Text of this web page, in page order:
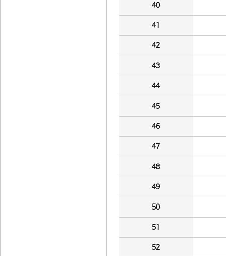
40
41
42
43
44
45
46
47
48
49
50
51
52